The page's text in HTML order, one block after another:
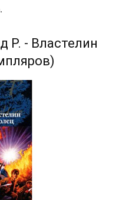
Р. - Властелин